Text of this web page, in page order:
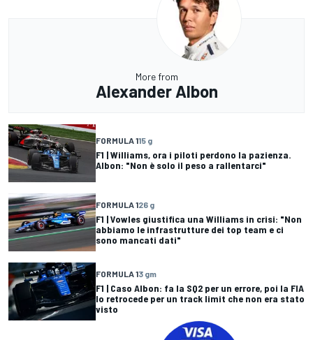
More from
Alexander Albon
FORMULA 115 g
F1 | Williams, ora i piloti perdono la pazienza.
Albon: "Non è solo il peso a rallentarci"
FORMULA 126 g
F1 | Vowles giustifica una Williams in crisi: "Non
abbiamo le infrastrutture dei top team e ci
sono mancati dati"
FORMULA 13 gm
F1 | Caso Albon: fa la SQ2 per un errore, poi la FIA
lo retrocede per un track limit che non era stato
visto